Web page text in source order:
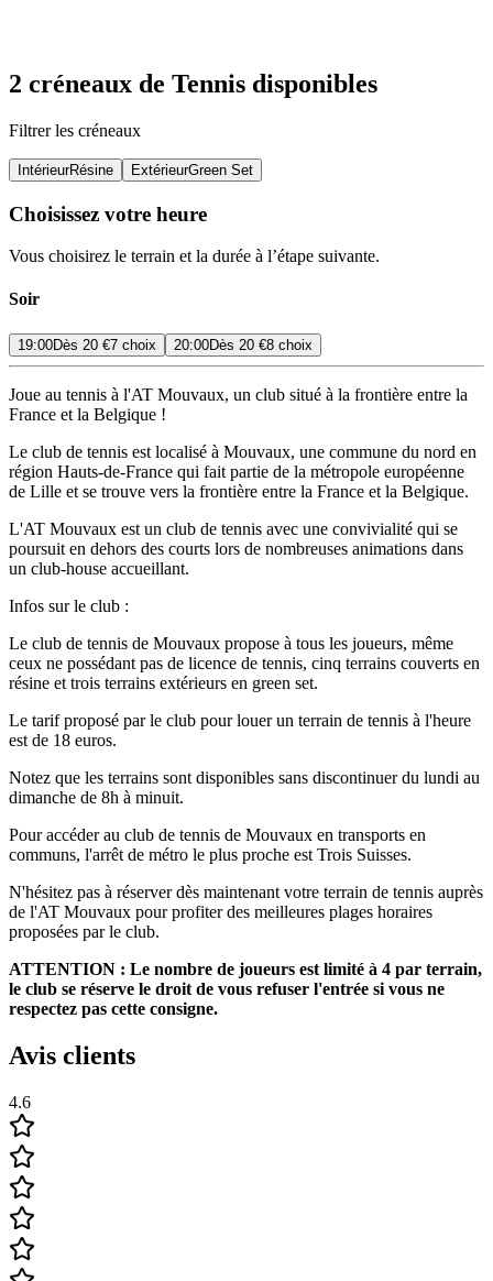
2 créneaux de Tennis disponibles
Filtrer les créneaux
IntérieurRésine ExtérieurGreen Set
Choisissez votre heure
Vous choisirez le terrain et la durée à l’étape suivante.
Soir
19:00Dès 20 €7 choix 20:00Dès 20 €8 choix
Joue au tennis à l'AT Mouvaux, un club situé à la frontière entre la
France et la Belgique !
Le club de tennis est localisé à Mouvaux, une commune du nord en
région Hauts-de-France qui fait partie de la métropole européenne
de Lille et se trouve vers la frontière entre la France et la Belgique.
L'AT Mouvaux est un club de tennis avec une convivialité qui se
poursuit en dehors des courts lors de nombreuses animations dans
un club-house accueillant.
Infos sur le club :
Le club de tennis de Mouvaux propose à tous les joueurs, même
ceux ne possédant pas de licence de tennis, cinq terrains couverts en
résine et trois terrains extérieurs en green set.
Le tarif proposé par le club pour louer un terrain de tennis à l'heure
est de 18 euros.
Notez que les terrains sont disponibles sans discontinuer du lundi au
dimanche de 8h à minuit.
Pour accéder au club de tennis de Mouvaux en transports en
communs, l'arrêt de métro le plus proche est Trois Suisses.
N'hésitez pas à réserver dès maintenant votre terrain de tennis auprès
de l'AT Mouvaux pour profiter des meilleures plages horaires
proposées par le club.
ATTENTION : Le nombre de joueurs est limité à 4 par terrain,
le club se réserve le droit de vous refuser l'entrée si vous ne
respectez pas cette consigne.
Avis clients
4.6